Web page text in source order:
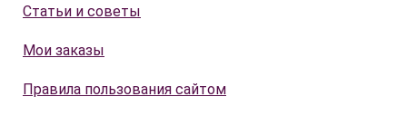
Статьи и советы
Мои заказы
Правила пользования сайтом